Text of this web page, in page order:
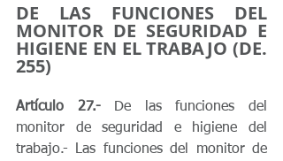
DE LAS FUNCIONES DEL
MONITOR DE SEGURIDAD E
HIGIENE EN EL TRABAJO (DE.
255)
Artículo 27.- De las funciones del
monitor de seguridad e higiene del
trabajo.- Las funciones del monitor de